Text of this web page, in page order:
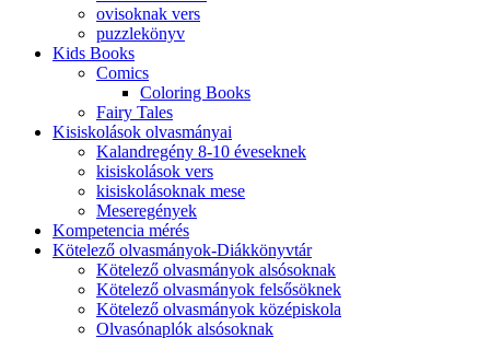
ovisoknak vers
puzzlekönyv
Kids Books
Comics
Coloring Books
Fairy Tales
Kisiskolások olvasmányai
Kalandregény 8-10 éveseknek
kisiskolások vers
kisiskolásoknak mese
Meseregények
Kompetencia mérés
Kötelező olvasmányok-Diákkönyvtár
Kötelező olvasmányok alsósoknak
Kötelező olvasmányok felsősöknek
Kötelező olvasmányok középiskola
Olvasónaplók alsósoknak